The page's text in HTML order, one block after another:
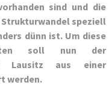
sind und die
speziell
dünn ist. Um diese
soll nun der
Lausitz aus einer
werden.